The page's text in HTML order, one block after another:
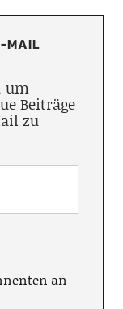
MAIL
um
Beiträge
zu
an